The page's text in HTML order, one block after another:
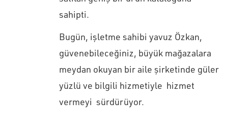
sahipti.
Bugün, işletme sahibi yavuz Özkan,
güvenebileceğiniz, büyük mağazalara
meydan okuyan bir aile şirketinde güler
yüzlü ve bilgili hizmetiyle hizmet
vermeyi sürdürüyor.